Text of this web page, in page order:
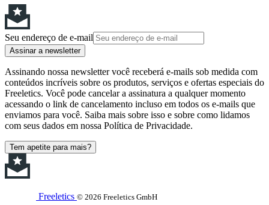
Seu endereço de e-mail
Assinar a newsletter
Assinando nossa newsletter você receberá e-mails sob medida com
conteúdos incríveis sobre os produtos, serviços e ofertas especiais do
Freeletics. Você pode cancelar a assinatura a qualquer momento
acessando o link de cancelamento incluso em todos os e-mails que
enviamos para você. Saiba mais sobre isso e sobre como lidamos
com seus dados em nossa Política de Privacidade.
Tem apetite para mais?
Freeletics © 2026 Freeletics GmbH